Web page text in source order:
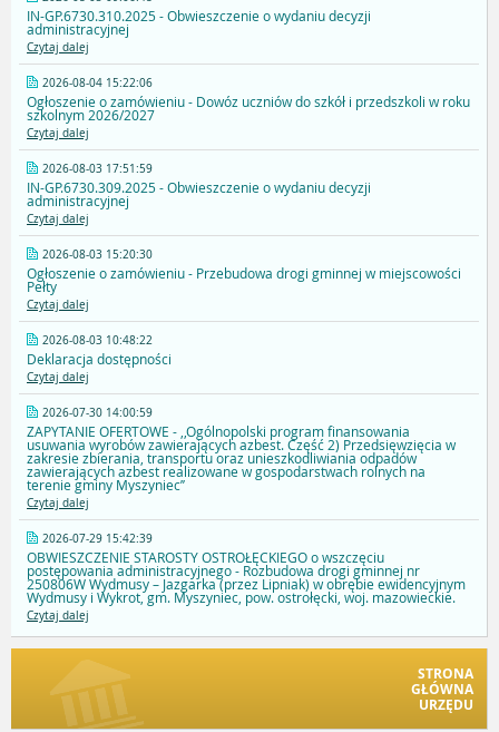
IN-GP.6730.310.2025 - Obwieszczenie o wydaniu decyzji
administracyjnej
Czytaj dalej
2026-08-04 15:22:06
Ogłoszenie o zamówieniu - Dowóz uczniów do szkół i przedszkoli w roku
szkolnym 2026/2027
Czytaj dalej
2026-08-03 17:51:59
IN-GP.6730.309.2025 - Obwieszczenie o wydaniu decyzji
administracyjnej
Czytaj dalej
2026-08-03 15:20:30
Ogłoszenie o zamówieniu - Przebudowa drogi gminnej w miejscowości
Pełty
Czytaj dalej
2026-08-03 10:48:22
Deklaracja dostępności
Czytaj dalej
2026-07-30 14:00:59
ZAPYTANIE OFERTOWE - ,,Ogólnopolski program finansowania
usuwania wyrobów zawierających azbest. Część 2) Przedsięwzięcia w
zakresie zbierania, transportu oraz unieszkodliwiania odpadów
zawierających azbest realizowane w gospodarstwach rolnych na
terenie gminy Myszyniec’’
Czytaj dalej
2026-07-29 15:42:39
OBWIESZCZENIE STAROSTY OSTROŁĘCKIEGO o wszczęciu
postępowania administracyjnego - Rozbudowa drogi gminnej nr
250806W Wydmusy – Jazgarka (przez Lipniak) w obrębie ewidencyjnym
Wydmusy i Wykrot, gm. Myszyniec, pow. ostrołęcki, woj. mazowieckie.
Czytaj dalej
STRONA
GŁÓWNA
URZĘDU